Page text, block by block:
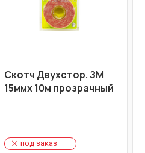
Скотч Двухстор. ЗМ
15ммх 10м прозрачный
под заказ